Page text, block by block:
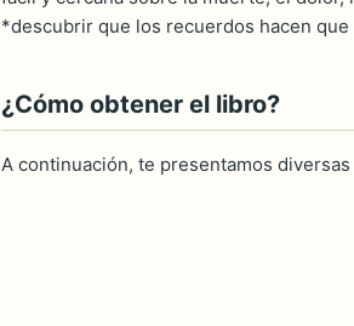
*descubrir que los recuerdos hacen
¿Cómo obtener el libro?
A continuación, te presentamos